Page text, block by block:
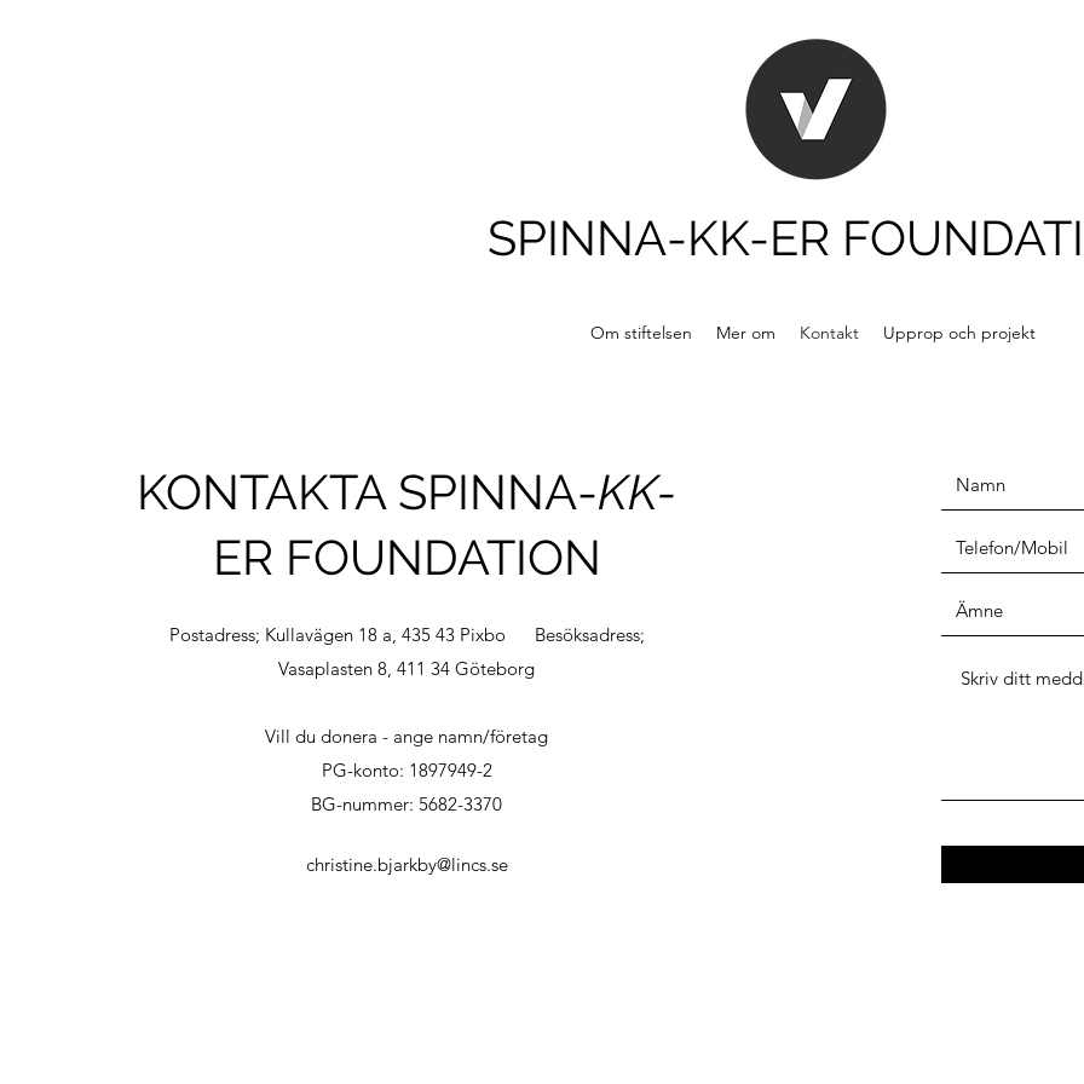
SPINNA-KK-ER
Om stiftelsen Mer om Kontakt Upprop och projekt
KONTAKTA SPINNA-KK-
ER FOUNDATION
Postadress; Kullavägen 18 a, 435 43 Pixbo Besöksadress;
Vasaplasten 8, 411 34 Göteborg
Vill du donera - ange namn/företag
PG-konto: 1897949-2
BG-nummer: 5682-3370
christine.bjarkby@lincs.se